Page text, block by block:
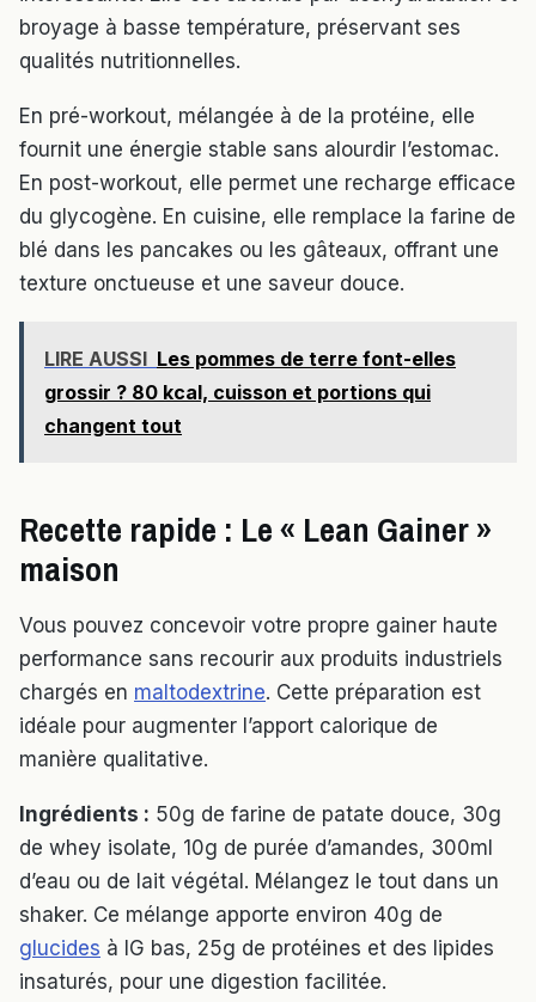
broyage à basse température, préservant ses
qualités nutritionnelles.
En pré-workout, mélangée à de la protéine, elle
fournit une énergie stable sans alourdir l’estomac.
En post-workout, elle permet une recharge efficace
du glycogène. En cuisine, elle remplace la farine de
blé dans les pancakes ou les gâteaux, offrant une
texture onctueuse et une saveur douce.
LIRE AUSSI Les pommes de terre font-elles
grossir ? 80 kcal, cuisson et portions qui
changent tout
Recette rapide : Le « Lean Gainer »
maison
Vous pouvez concevoir votre propre gainer haute
performance sans recourir aux produits industriels
chargés en maltodextrine. Cette préparation est
idéale pour augmenter l’apport calorique de
manière qualitative.
Ingrédients : 50g de farine de patate douce, 30g
de whey isolate, 10g de purée d’amandes, 300ml
d’eau ou de lait végétal. Mélangez le tout dans un
shaker. Ce mélange apporte environ 40g de
glucides à IG bas, 25g de protéines et des lipides
insaturés, pour une digestion facilitée.